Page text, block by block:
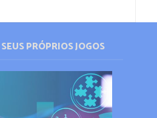
PRÓPRIOS JOGOS